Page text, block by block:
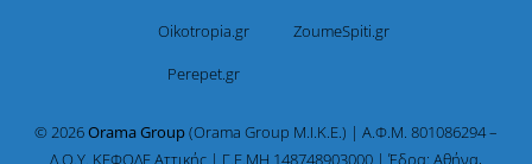
Oikotropia.gr
ZoumeSpiti.gr
Perepet.gr
© 2026Orama Group(Orama Group Μ.Ι.Κ.Ε.) | Α.Φ.Μ. 801086294 –
Δ.Ο.Υ. ΚΕΦΟΔΕ Αττικής | Γ.Ε.ΜΗ 148748903000 | Έδρα: Αθήνα,